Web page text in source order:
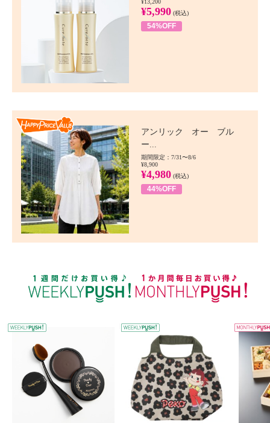
¥13,200
¥5,990 (税込)
54%OFF
アンリック オー ブル
ー...
期間限定：7/31〜8/6
¥8,900
¥4,980 (税込)
44%OFF
WEEKLY PUSH